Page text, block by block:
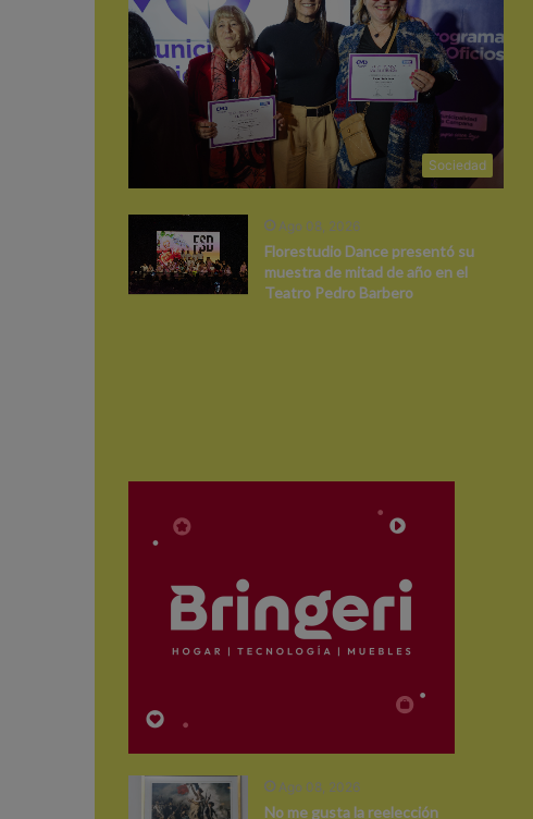
Sociedad
Ago 08, 2026
Florestudio Dance presentó su
muestra de mitad de año en el
Teatro Pedro Barbero
Ago 08, 2026
No me gusta la reelección